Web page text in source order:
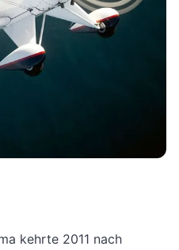
kehrte 2011 nach